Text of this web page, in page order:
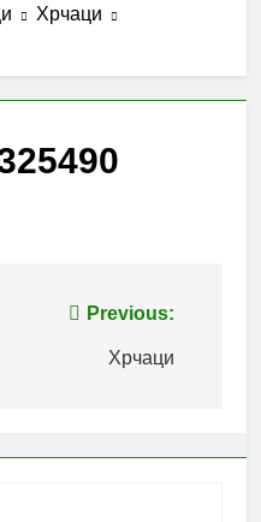
Хрчаци
Previous:
Хрчаци